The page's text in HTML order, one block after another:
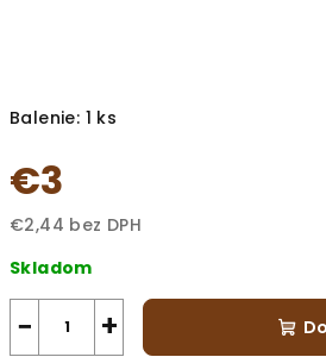
Balenie: 1 ks
€3
€2,44 bez DPH
cena:
Skladom
+
−